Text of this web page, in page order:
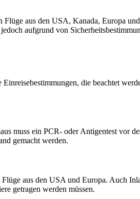
aus den USA, Kanada, Europa
aufgrund von
die beachtet
muss ein PCR- oder Antigentest vor
gemacht werden.
aus den USA und Europa. Auch
getragen werden müssen.